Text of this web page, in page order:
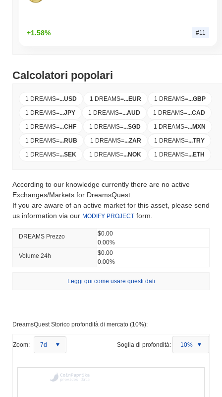
+1.58% #11
Calcolatori popolari
1 DREAMS=...USD 1 DREAMS=...EUR 1 DREAMS=...GBP
1 DREAMS=...JPY 1 DREAMS=...AUD 1 DREAMS=...CAD
1 DREAMS=...CHF 1 DREAMS=...SGD 1 DREAMS=...MXN
1 DREAMS=...RUB 1 DREAMS=...ZAR 1 DREAMS=...TRY
1 DREAMS=...SEK 1 DREAMS=...NOK 1 DREAMS=...ETH
According to our knowledge currently there are no active
Exchanges/Markets for DreamsQuest.
If you are aware of an active market for this asset, please send
us information via our MODIFY PROJECT form.
DREAMS Prezzo
$0.00
0.00%
Volume 24h
$0.00
0.00%
Leggi qui come usare questi dati
DreamsQuest Storico profondità di mercato (10%):
Zoom: 7d Soglia di profondità: 10%